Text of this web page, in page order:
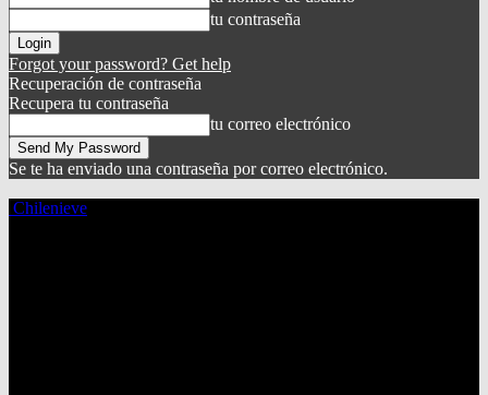
tu contraseña
Forgot your password? Get help
Recuperación de contraseña
Recupera tu contraseña
tu correo electrónico
Se te ha enviado una contraseña por correo electrónico.
Chilenieve